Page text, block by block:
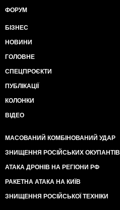
ФОРУМ
БІЗНЕС
НОВИНИ
ГОЛОВНЕ
СПЕЦПРОЄКТИ
ПУБЛІКАЦІЇ
КОЛОНКИ
ВІДЕО
МАСОВАНИЙ КОМБІНОВАНИЙ УДАР
ЗНИЩЕННЯ РОСІЙСЬКИХ ОКУПАНТІВ
АТАКА ДРОНІВ НА РЕГІОНИ РФ
РАКЕТНА АТАКА НА КИЇВ
ЗНИЩЕННЯ РОСІЙСЬКОЇ ТЕХНІКИ